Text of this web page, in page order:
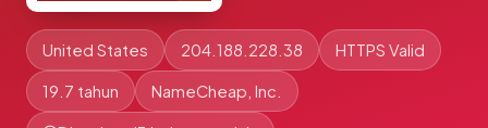
United States 204.188.228.38 HTTPS Valid
19.7 tahun NameCheap, Inc.